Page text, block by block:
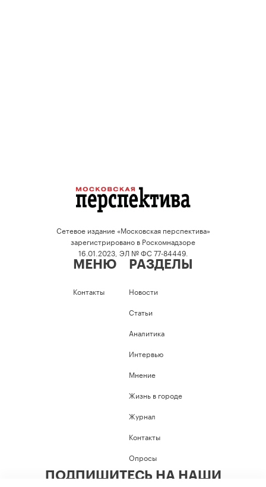
Сетевое издание «Московская перспектива»
зарегистрировано в Роскомнадзоре
16.01.2023, ЭЛ № ФС 77-84449.
МЕНЮ
Контакты
РАЗДЕЛЫ
Новости
Статьи
Аналитика
Интервью
Мнение
Жизнь в городе
Журнал
Контакты
Опросы
ПОДПИШИТЕСЬ НА НАШИ